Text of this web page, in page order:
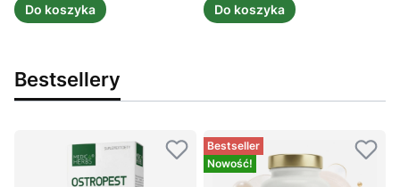
Do koszyka Do koszyka
Bestsellery
Bestseller
Nowość!